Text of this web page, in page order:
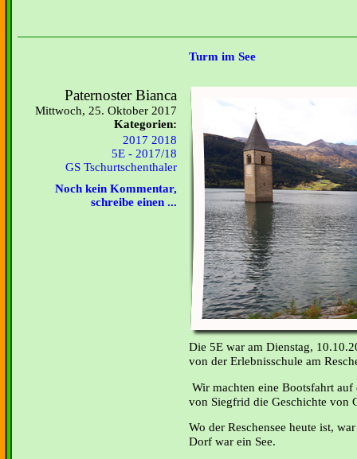
Turm im See
Paternoster Bianca
Mittwoch, 25. Oktober 2017
Kategorien:
2017 2018
5E - 2017/18
GS Tschurtschenthaler
Noch kein Kommentar,
schreibe einen ...
Die 5E war am Dienstag,
von der Erlebnisschule am
Wir machten eine Bootsfahrt
von Siegfrid die Geschichte von
Wo der Reschensee heute ist,
Dorf war ein See.